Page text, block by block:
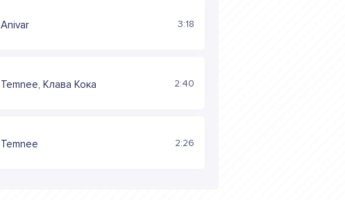
Anivar 3:18
Temnee, Клава Кока 2:40
Temnee 2:26